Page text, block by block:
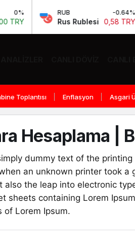
RUB -0.64%
Rus Rublesi 0,58 TRY
Toplantısı Enflasyon Asgari
Hesaplama |
dummy text of the
an unknown printer took
also the leap into electronic
sheets containing Lorem
of Lorem Ipsum.